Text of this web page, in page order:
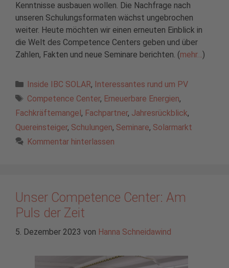
Kenntnisse ausbauen wollen. Die Nachfrage nach
unseren Schulungsformaten wächst ungebrochen
weiter. Heute möchten wir einen erneuten Einblick in
die Welt des Competence Centers geben und über
Zahlen, Fakten und neue Seminare berichten. (mehr…)
Kategorien
Inside IBC SOLAR, Interessantes rund um PV
Schlagwörter
Competence Center, Erneuerbare Energien,
Fachkräftemangel , Fachpartner, Jahresrückblick,
Quereinsteiger, Schulungen, Seminare, Solarmarkt
Kommentar hinterlassen
Unser Competence Center: Am
Puls der Zeit
5. Dezember 2023 von Hanna Schneidawind